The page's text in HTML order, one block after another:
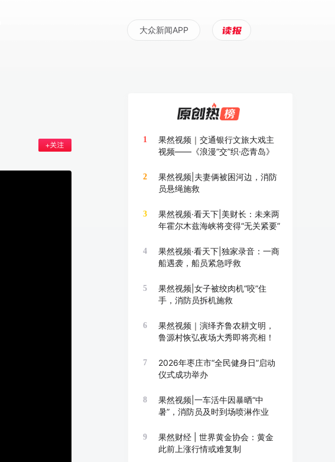
大众新闻APP
1
果然视频｜交通银行文旅大戏主
视频——《浪漫“交”织·恋青岛》
2
果然视频|夫妻俩被困河边，消防
员悬绳施救
3
果然视频·看天下|美财长：未来两
年霍尔木兹海峡将变得“无关紧要”
4
果然视频·看天下|独家录音：一商
船遇袭，船员紧急呼救
5
果然视频|女子被绞肉机“咬”住
手，消防员拆机施救
6
果然视频｜演绎齐鲁农耕文明，
鲁源村恢弘夜场大秀即将亮相！
7
2026年枣庄市“全民健身日”启动
仪式成功举办
8
果然视频|一车活牛因暴晒“中
暑”，消防员及时到场喷淋作业
9
果然财经 | 世界黄金协会：黄金
此前上涨行情或难复制